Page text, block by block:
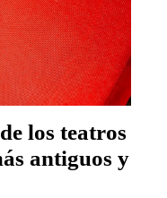
los teatros
antiguos y